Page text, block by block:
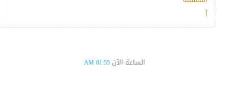
]
الساعة الآن 01:55 AM